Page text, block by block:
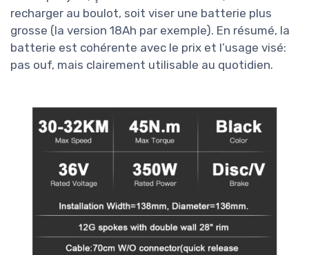
recharger au boulot, soit viser une batterie plus
grosse (la version 18Ah par exemple). En résumé, la
batterie est cohérente avec le prix et l’usage visé:
pas ouf, mais clairement utilisable au quotidien.